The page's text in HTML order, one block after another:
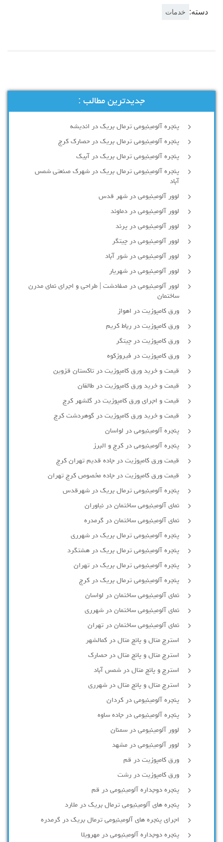
دسته: خدمات
جدیدترین مطالب :
پنجره آلومینیومی ترمال بریک در اندیشه
پنجره آلومینیومی ترمال بریک در حصارک کرج
پنجره آلومینیومی ترمال بریک در آبیک
پنجره آلومینیومی ترمال بریک در شهرک صنعتی شمس
آباد
لوور آلومینیومی در شهر قدس
لوور آلومینیومی در دماوند
لوور آلومینیومی در پرند
لوور آلومینیومی در چیتگر
لوور آلومینیومی در شور آباد
لوور آلومينيومي در شهريار
لوور آلومینیومی در صفادشت | طراحی و اجرای نمای مدرن
ساختمان
ورق کامپوزیت در اهواز
ورق کامپوزیت در رباط کریم
ورق کامپوزیت در چیتگر
ورق کامپوزیت در فیروزکوه
قیمت و خرید ورق کامپوزیت در تاکستان قزوین
قیمت و خرید ورق کامپوزیت در طالقان
قیمت و اجرای ورق کامپوزیت در گلشهر کرج
قیمت و خرید ورق کامپوزیت در گوهردشت کرج
پنجره آلومینیومی در لواسان
پنجره آلومینیومی در کرج و البرز
قیمت ورق کامپوزیت در جاده قدیم تهران کرج
قیمت ورق کامپوزیت در جاده مخصوص کرج تهران
پنجره آلومینیومی ترمال بریک در شهرقدس
نمای آلومینیومی ساختمان در نیاوران
نمای آلومینیومی ساختمان در گرمدره
پنجره آلومینیومی ترمال بریک در شهرری
پنجره آلومینیومی ترمال بریک در هشتگرد
پنجره آلومینیومی ترمال بریک در تهران
پنجره آلومینیومی ترمال بریک در کرج
نمای آلومینیومی ساختمان در لواسان
نمای آلومینیومی ساختمان در شهرری
نمای آلومینیومی ساختمان در تهران
استرچ متال و پانچ متال در کمالشهر
استرچ متال و پانچ متال در حصارك
استرچ و پانچ متال در شمس آباد
استرچ متال و پانچ متال در شهرری
پنجره آلومینیومی در کردان
پنجره آلومینیومی در جاده ساوه
لوور آلومینیومی در سمنان
لوور آلومینیومی در مشهد
ورق کامپوزیت در قم
ورق کامپوزیت در رشت
پنجره دوجداره آلومينيومی در قم
پنجره های آلومینیومی ترمال بریک در ملارد
اجرای پنجره های آلومینیومی ترمال بریک در گرمدره
پنجره دوجداره آلومینیومی در مهرویلا